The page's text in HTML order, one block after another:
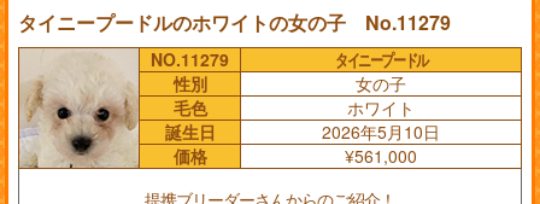
タイニープードルのホワイトの女の子 No.11279
NO.11279
タイニープードル
性別
女の子
毛色
ホワイト
誕生日
2026年5月10日
価格
¥561,000